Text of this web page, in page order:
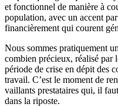
et fonctionnel de manière à
population, avec un accent
financièrement qui courent
Nous sommes pratiquement
combien précieux, réalisé par
période de crise en dépit des
travail. C’est le moment de
vaillants prestataires qui, il
dans la riposte.